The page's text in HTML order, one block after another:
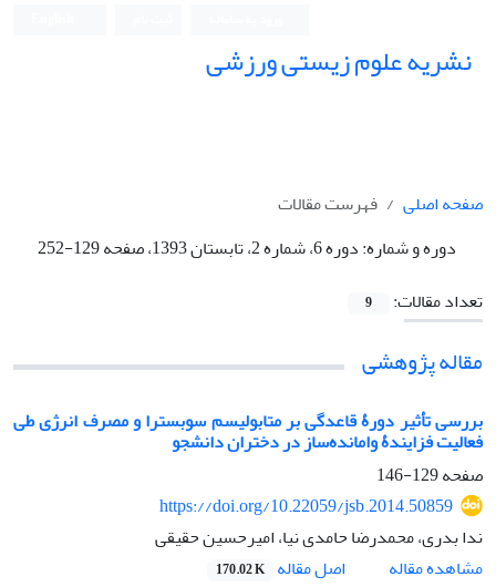
نشریه علوم زیستی ورزشی
صفحه اصلی
فهرست مقالات
دوره و شماره:دوره 6، شماره 2، تابستان 1393، صفحه 129-252
تعداد مقالات:
9
مقاله پژوهشی
بررسی تأثیر دورۀ قاعدگی بر متابولیسم سوبسترا و مصرف انرژی طی
فعالیت فزایندۀ وامانده‌ساز در دختران دانشجو
صفحه129-146
https://doi.org/10.22059/jsb.2014.50859
ندا بدری، محمدرضا حامدی نیا، امیرحسین حقیقی
مشاهده مقاله
اصل مقاله 170.02 K